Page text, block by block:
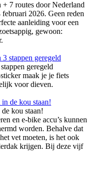
7 routes door Nederland
2026. Geen reden
aanleiding voor een
gewoon:
geregeld
maak je je fiets
voor dieven.
kou staan!
en e-bike accu’s kunnen
worden. Behalve dat
vet moeten, is het ook
krijgen. Bij deze vijf